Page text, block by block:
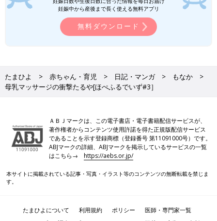
想像を超える衝撃を伝えたいあまり、見たことない表現になって
しまいました（笑）
なんというか、確かにかなり痛かったんですけど、過ぎ去るのが
速すぎて、いっっったー！！！！ って感覚が来る頃には、もう
いなくなってたんです……
思わず世界最速の姿が頭をよぎりました。
(皆さん、どういうことやねんってつっこんでもらえれば嬉しい
妊娠中から産後まで長く使える無料アプリ
無料ダウンロード
たまひよ 赤ちゃん・育児 日記・マンガ
もなか
母乳マッサージの衝撃たるや[ほぺふるでいず#3］
ＡＢＪマークは、この電子書店・電子書籍配信サービスが、
著作権者からコンテンツ使用許諾を得た正規版配信サービス
であることを示す登録商標（登録番号 第11091000号）です。
ABJマークの詳細、ABJマークを掲示しているサービスの一覧
はこちら→https://aebs.or.jp/
本サイトに掲載されている記事・写真・イラスト等のコンテンツの無断転載を禁じま
す。
たまひよについて 利用規約 ポリシー
医師・専門家一覧